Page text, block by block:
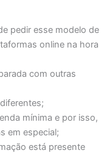
pedir esse modelo de
online na hora
com outras
mínima e por isso,
em especial;
está presente